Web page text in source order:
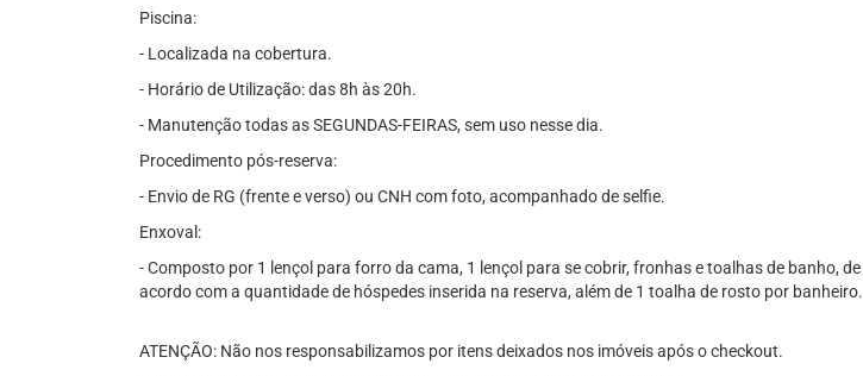
Piscina:
- Localizada na cobertura.
- Horário de Utilização: das 8h às 20h.
- Manutenção todas as SEGUNDAS-FEIRAS, sem uso nesse dia.
Procedimento pós-reserva:
- Envio de RG (frente e verso) ou CNH com foto, acompanhado de selfie.
Enxoval:
- Composto por 1 lençol para forro da cama, 1 lençol para se cobrir, fronhas e toalhas de banho, de
acordo com a quantidade de hóspedes inserida na reserva, além de 1 toalha de rosto por banheiro.
ATENÇÃO: Não nos responsabilizamos por itens deixados nos imóveis após o checkout.